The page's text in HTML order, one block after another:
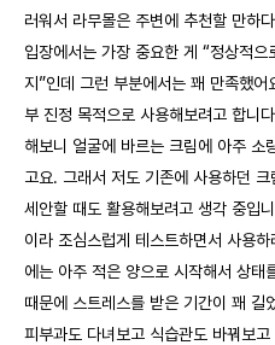
러워서 라무몰은 주변에 추천할 만하
입장에서는 가장 중요한 게 “정상적
지”인데 그런 부분에서는 꽤 만족했
부 진정 목적으로 사용해보려고 합니
해보니 얼굴에 바르는 크림에 아주 소
고요. 그래서 저도 기존에 사용하던
세안할 때도 활용해보려고 생각 중입
이라 조심스럽게 테스트하면서 사용
에는 아주 적은 양으로 시작해서 상
때문에 스트레스를 받은 기간이 꽤 길
피부과도 다녀보고 식습관도 바꿔보